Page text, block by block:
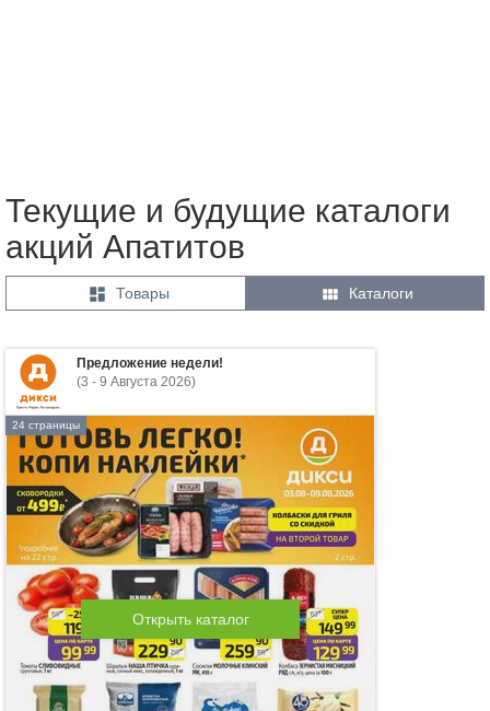
Текущие и будущие каталоги
акций Апатитов
 Товары  Каталоги
Предложение недели!
(3 - 9 Августа 2026)
Открыть каталог
24 страницы